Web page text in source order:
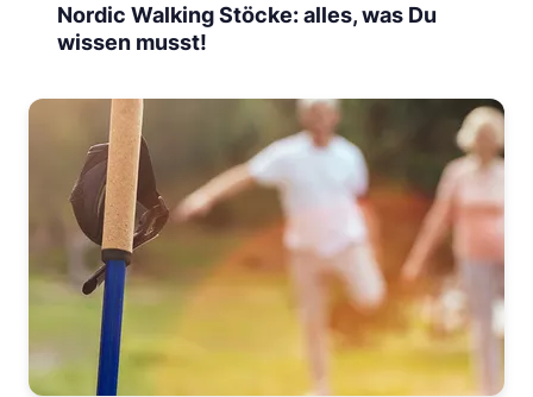
Nordic Walking Stöcke: alles, was Du
wissen musst!